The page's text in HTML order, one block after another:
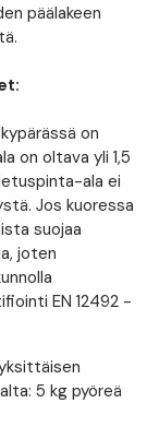
päälakeen
on
on oltava yli 1,5
ala ei
Jos kuoressa
suojaa
joten
EN 12492 -
5 kg pyöreä